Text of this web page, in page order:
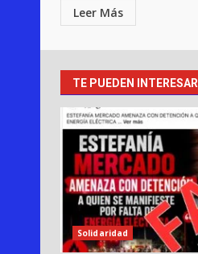
Leer Más
TE PUEDEN INTERESAR
Solidaridad